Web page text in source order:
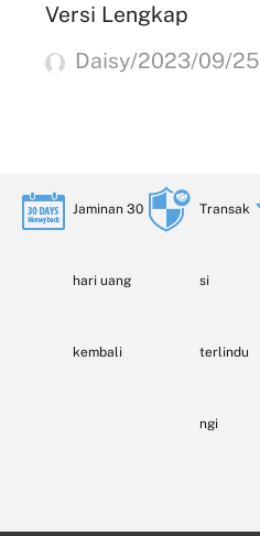
Versi Lengkap
Daisy/2023/09/25
Jaminan 30
hari uang
kembali
Transak
si
terlindu
ngi